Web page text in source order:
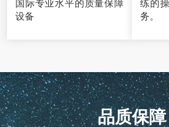
国际专业水平的质量保障
设备
练的
务。
品质保障